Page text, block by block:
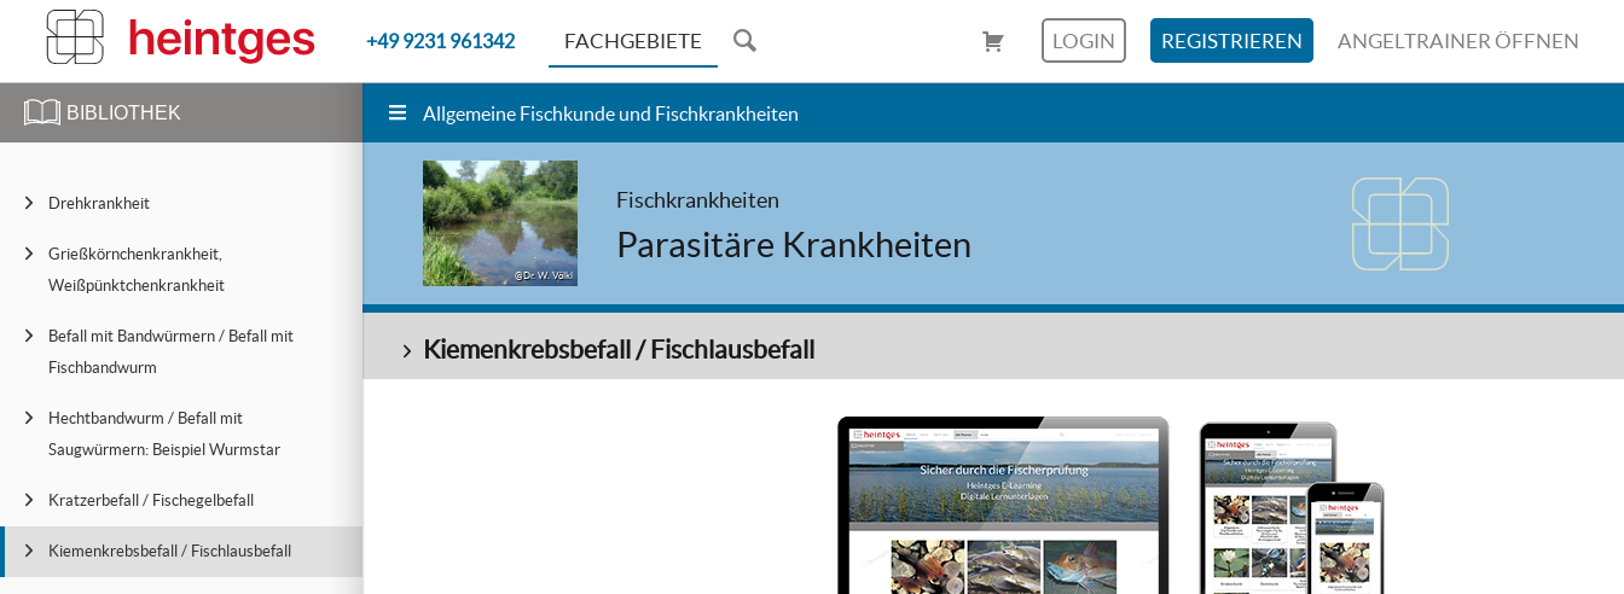
BIBLIOTHEK
Drehkrankheit
Grießkörnchenkrankheit,
Weißpünktchenkrankheit
Befall mit Bandwürmern / Befall mit
Fischbandwurm
Hechtbandwurm / Befall mit
Saugwürmern: Beispiel Wurmstar
Kratzerbefall / Fischegelbefall
Kiemenkrebsbefall / Fischlausbefall
+49 9231 961342 FACHGEBIETE LOGIN REGISTRIEREN ANGELTRAINER ÖFFNEN
Allgemeine Fischkunde und Fischkrankheiten
@Dr. W. Völkl
Fischkrankheiten
Parasitäre Krankheiten
Kiemenkrebsbefall / Fischlausbefall